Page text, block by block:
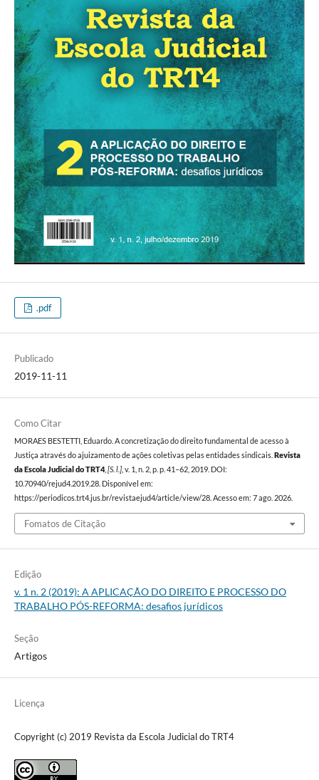
.pdf
Publicado
2019-11-11
Como Citar
MORAES BESTETTI, Eduardo. A concretização do direito fundamental de acesso à
Justiça através do ajuizamento de ações coletivas pelas entidades sindicais. Revista
da Escola Judicial do TRT4, [S. l.], v. 1, n. 2, p. p. 41–62, 2019. DOI:
10.70940/rejud4.2019.28. Disponível em:
https://periodicos.trt4.jus.br/revistaejud4/article/view/28. Acesso em: 7 ago. 2026.
Fomatos de Citação
Edição
v. 1 n. 2 (2019): A APLICAÇÃO DO DIREITO E PROCESSO DO
TRABALHO PÓS-REFORMA: desafios jurídicos
Seção
Artigos
Licença
Copyright (c) 2019 Revista da Escola Judicial do TRT4